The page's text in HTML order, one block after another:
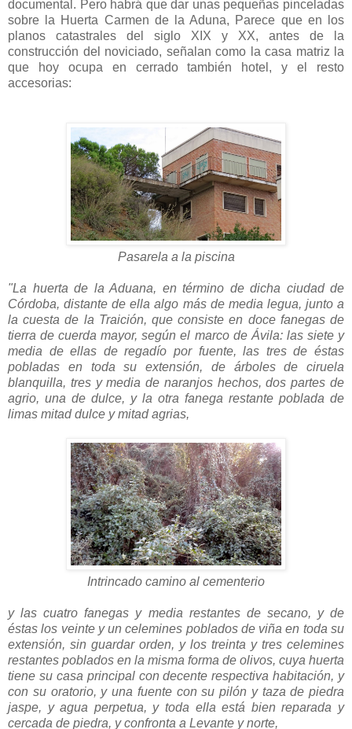
documental. Pero habrá que dar unas pequeñas pinceladas
sobre la Huerta Carmen de la Aduna, Parece que en los
planos catastrales del siglo XIX y XX, antes de la
construcción del noviciado, señalan como la casa matriz la
que hoy ocupa en cerrado también hotel, y el resto
accesorias:
Pasarela a la piscina
"La huerta de la Aduana, en término de dicha ciudad de
Córdoba, distante de ella algo más de media legua, junto a
la cuesta de la Traición, que consiste en doce fanegas de
tierra de cuerda mayor, según el marco de Ávila: las siete y
media de ellas de regadío por fuente, las tres de éstas
pobladas en toda su extensión, de árboles de ciruela
blanquilla, tres y media de naranjos hechos, dos partes de
agrio, una de dulce, y la otra fanega restante poblada de
limas mitad dulce y mitad agrias,
Intrincado camino al cementerio
y las cuatro fanegas y media restantes de secano, y de
éstas los veinte y un celemines poblados de viña en toda su
extensión, sin guardar orden, y los treinta y tres celemines
restantes poblados en la misma forma de olivos, cuya huerta
tiene su casa principal con decente respectiva habitación, y
con su oratorio, y una fuente con su pilón y taza de piedra
jaspe, y agua perpetua, y toda ella está bien reparada y
cercada de piedra, y confronta a Levante y norte,